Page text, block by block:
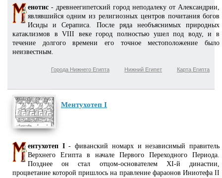
енотис - древнеегипетский город неподалеку от Александрии,
являвшийся одним из религиозных центров почитания богов
Исиды и Сераписа. После ряда необъяснимых природных
катаклизмов в VIII веке город полностью ушел под воду, и в
течение долгого времени его точное местоположение было
неизвестным.
Карта Египта
Нижний Египет
Города Нижнего Египта
Ментухотеп I
ентухотеп I- фиванский номарх и независимый правитель
Верхнего Египта в начале Первого Переходного Периода.
Позднее он стал отцом-основателем XI-й династии,
процветание которой пришлось на правление фараонов Иниотефа II